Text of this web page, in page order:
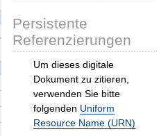
Persistente
Referenzierungen
Um dieses digitale
Dokument zu zitieren,
verwenden Sie bitte
folgenden Uniform
Resource Name (URN)